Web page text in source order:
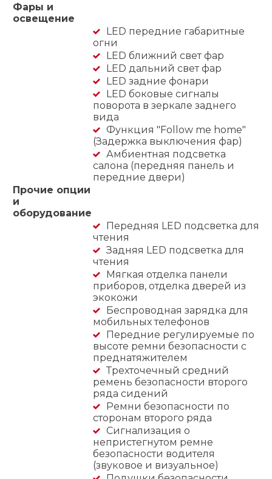
Фары и
освещение
LED передние габаритные
огни
LED ближний свет фар
LED дальний свет фар
LED задние фонари
LED боковые сигналы
поворота в зеркале заднего
вида
Функция "Follow me home"
(Задержка выключения фар)
Амбиентная подсветка
салона (передняя панель и
передние двери)
Прочие опции
и
оборудование
Передняя LED подсветка для
чтения
Задняя LED подсветка для
чтения
Мягкая отделка панели
приборов, отделка дверей из
экокожи
Беспроводная зарядка для
мобильных телефонов
Передние регулируемые по
высоте ремни безопасности с
преднатяжителем
Трехточечный средний
ремень безопасности второго
ряда сидений
Ремни безопасности по
сторонам второго ряда
Сигнализация о
непристегнутом ремне
безопасности водителя
(звуковое и визуальное)